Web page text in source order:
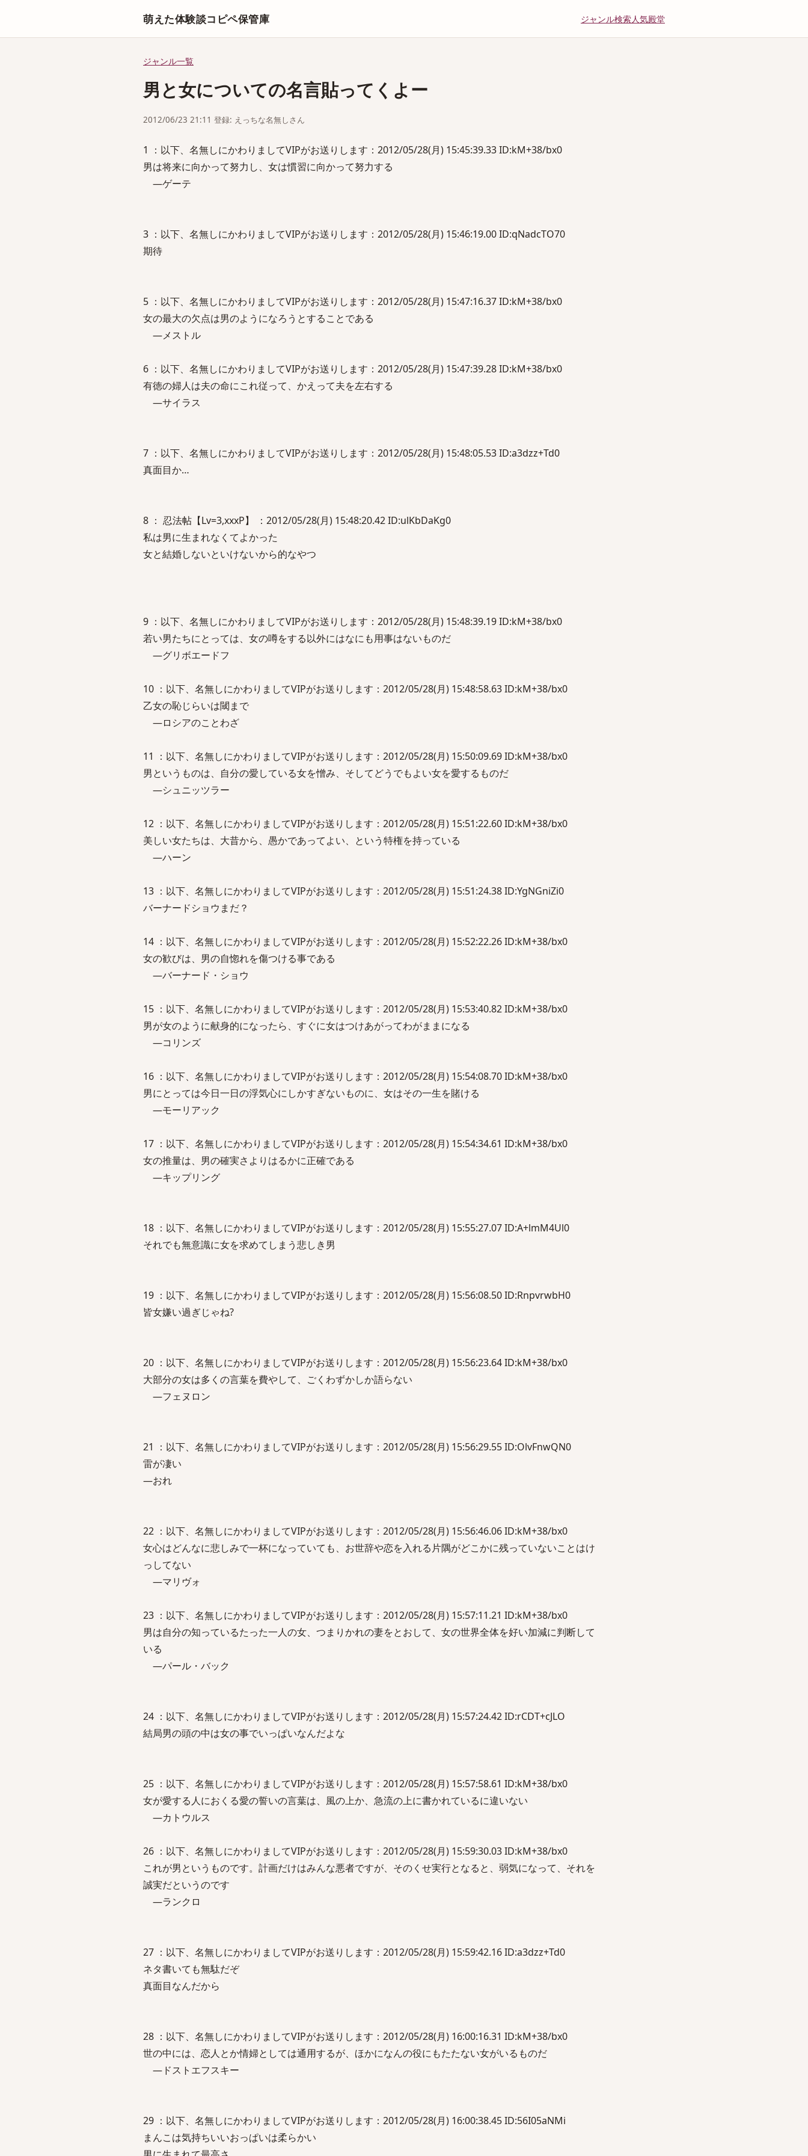
萌えた体験談コピペ保管庫 ジャンル検索人気殿堂
ジャンル一覧
男と女についての名言貼ってくよー
2012/06/23 21:11 登録: えっちな名無しさん
1 ：以下、名無しにかわりましてVIPがお送りします：2012/05/28(月) 15:45:39.33 ID:kM+38/bx0
男は将来に向かって努力し、女は慣習に向かって努力する
―ゲーテ
3 ：以下、名無しにかわりましてVIPがお送りします：2012/05/28(月) 15:46:19.00 ID:qNadcTO70
期待
5 ：以下、名無しにかわりましてVIPがお送りします：2012/05/28(月) 15:47:16.37 ID:kM+38/bx0
女の最大の欠点は男のようになろうとすることである
―メストル
6 ：以下、名無しにかわりましてVIPがお送りします：2012/05/28(月) 15:47:39.28 ID:kM+38/bx0
有徳の婦人は夫の命にこれ従って、かえって夫を左右する
―サイラス
7 ：以下、名無しにかわりましてVIPがお送りします：2012/05/28(月) 15:48:05.53 ID:a3dzz+Td0
真面目か…
8 ： 忍法帖【Lv=3,xxxP】 ：2012/05/28(月) 15:48:20.42 ID:ulKbDaKg0
私は男に生まれなくてよかった
女と結婚しないといけないから的なやつ
9 ：以下、名無しにかわりましてVIPがお送りします：2012/05/28(月) 15:48:39.19 ID:kM+38/bx0
若い男たちにとっては、女の噂をする以外にはなにも用事はないものだ
―グリボエードフ
10 ：以下、名無しにかわりましてVIPがお送りします：2012/05/28(月) 15:48:58.63 ID:kM+38/bx0
乙女の恥じらいは閾まで
―ロシアのことわざ
11 ：以下、名無しにかわりましてVIPがお送りします：2012/05/28(月) 15:50:09.69 ID:kM+38/bx0
男というものは、自分の愛している女を憎み、そしてどうでもよい女を愛するものだ
―シュニッツラー
12 ：以下、名無しにかわりましてVIPがお送りします：2012/05/28(月) 15:51:22.60 ID:kM+38/bx0
美しい女たちは、大昔から、愚かであってよい、という特権を持っている
―ハーン
13 ：以下、名無しにかわりましてVIPがお送りします：2012/05/28(月) 15:51:24.38 ID:YgNGniZi0
バーナードショウまだ？
14 ：以下、名無しにかわりましてVIPがお送りします：2012/05/28(月) 15:52:22.26 ID:kM+38/bx0
女の歓びは、男の自惚れを傷つける事である
―バーナード・ショウ
15 ：以下、名無しにかわりましてVIPがお送りします：2012/05/28(月) 15:53:40.82 ID:kM+38/bx0
男が女のように献身的になったら、すぐに女はつけあがってわがままになる
―コリンズ
16 ：以下、名無しにかわりましてVIPがお送りします：2012/05/28(月) 15:54:08.70 ID:kM+38/bx0
男にとっては今日一日の浮気心にしかすぎないものに、女はその一生を賭ける
―モーリアック
17 ：以下、名無しにかわりましてVIPがお送りします：2012/05/28(月) 15:54:34.61 ID:kM+38/bx0
女の推量は、男の確実さよりはるかに正確である
―キップリング
18 ：以下、名無しにかわりましてVIPがお送りします：2012/05/28(月) 15:55:27.07 ID:A+lmM4Ul0
それでも無意識に女を求めてしまう悲しき男
19 ：以下、名無しにかわりましてVIPがお送りします：2012/05/28(月) 15:56:08.50 ID:RnpvrwbH0
皆女嫌い過ぎじゃね?
20 ：以下、名無しにかわりましてVIPがお送りします：2012/05/28(月) 15:56:23.64 ID:kM+38/bx0
大部分の女は多くの言葉を費やして、ごくわずかしか語らない
―フェヌロン
21 ：以下、名無しにかわりましてVIPがお送りします：2012/05/28(月) 15:56:29.55 ID:OlvFnwQN0
雷が凄い
―おれ
22 ：以下、名無しにかわりましてVIPがお送りします：2012/05/28(月) 15:56:46.06 ID:kM+38/bx0
女心はどんなに悲しみで一杯になっていても、お世辞や恋を入れる片隅がどこかに残っていないことはけ
っしてない
―マリヴォ
23 ：以下、名無しにかわりましてVIPがお送りします：2012/05/28(月) 15:57:11.21 ID:kM+38/bx0
男は自分の知っているたった一人の女、つまりかれの妻をとおして、女の世界全体を好い加減に判断して
いる
―パール・バック
24 ：以下、名無しにかわりましてVIPがお送りします：2012/05/28(月) 15:57:24.42 ID:rCDT+cJLO
結局男の頭の中は女の事でいっぱいなんだよな
25 ：以下、名無しにかわりましてVIPがお送りします：2012/05/28(月) 15:57:58.61 ID:kM+38/bx0
女が愛する人におくる愛の誓いの言葉は、風の上か、急流の上に書かれているに違いない
―カトウルス
26 ：以下、名無しにかわりましてVIPがお送りします：2012/05/28(月) 15:59:30.03 ID:kM+38/bx0
これが男というものです。計画だけはみんな悪者ですが、そのくせ実行となると、弱気になって、それを
誠実だというのです
―ランクロ
27 ：以下、名無しにかわりましてVIPがお送りします：2012/05/28(月) 15:59:42.16 ID:a3dzz+Td0
ネタ書いても無駄だぞ
真面目なんだから
28 ：以下、名無しにかわりましてVIPがお送りします：2012/05/28(月) 16:00:16.31 ID:kM+38/bx0
世の中には、恋人とか情婦としては通用するが、ほかになんの役にもたたない女がいるものだ
―ドストエフスキー
29 ：以下、名無しにかわりましてVIPがお送りします：2012/05/28(月) 16:00:38.45 ID:56I05aNMi
まんこは気持ちいいおっぱいは柔らかい